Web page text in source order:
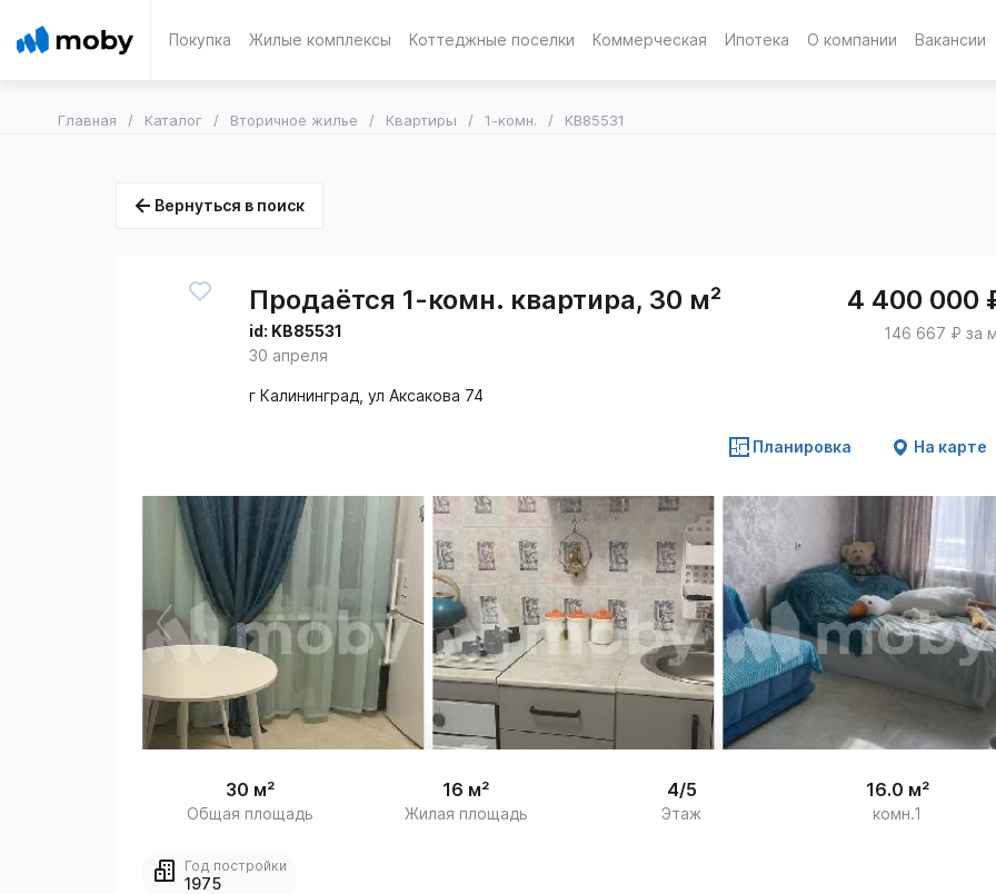
Покупка Жилые комплексы Коттеджные поселки Коммерческая Ипотека О компании Вакансии
Главная Каталог Вторичное жилье Квартиры 1-комн. KB85531
Вернуться в поиск
Продаётся 1-комн. квартира, 30 м²
id: KB85531
30 апреля
4 400 000
146 667 ₽ за
г Калининград, ул Аксакова 74
Планировка На карте
/
30 м²
Общая площадь
16 м²
Жилая площадь
4/5
Этаж
16.0 м²
комн.1
Год постройки
1975